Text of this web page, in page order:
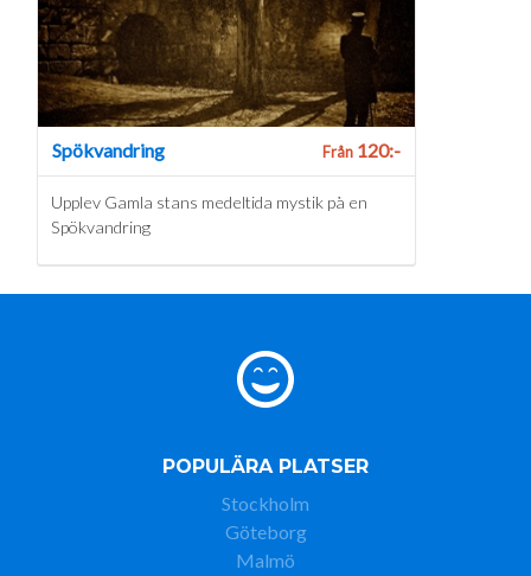
Spökvandring Från120:-
Upplev Gamla stans medeltida mystik på en
Spökvandring
POPULÄRA PLATSER
Stockholm
Göteborg
Malmö